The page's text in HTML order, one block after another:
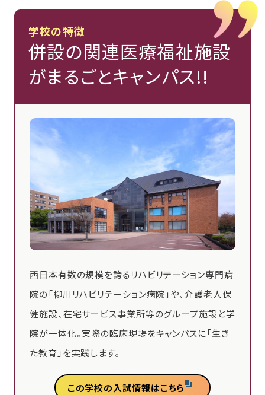
学校の特徴
併設の関連医療福祉施設
がまるごとキャンパス!!
西日本有数の規模を誇るリハビリテーション専門病
院の「柳川リハビリテーション病院」や、介護老人保
健施設、在宅サービス事業所等のグループ施設と学
院が一体化。実際の臨床現場をキャンパスに「生き
た教育」を実践します。
この学校の入試情報はこちら